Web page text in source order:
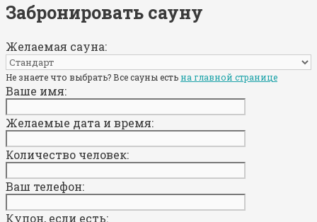
Забронировать сауну
Желаемая сауна:
Не знаете что выбрать? Все сауны естьна главной странице
Ваше имя:
Желаемые дата и время:
Количество человек:
Ваш телефон:
Купон, если есть: